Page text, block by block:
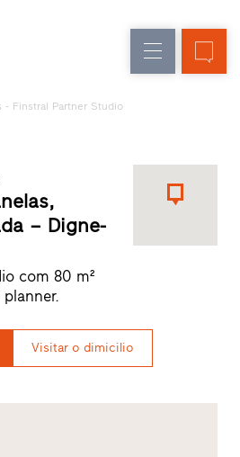
- Finstral Partner Studio
– Digne-
com 80 m²
Visitar o dimicilio